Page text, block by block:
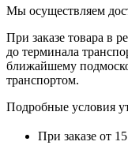
Мы осуществляем
При заказе товара в
до терминала
ближайшему
транспортом.
Подробные условия
При заказе от